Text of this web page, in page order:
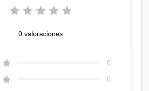
0 valoraciones
0
0